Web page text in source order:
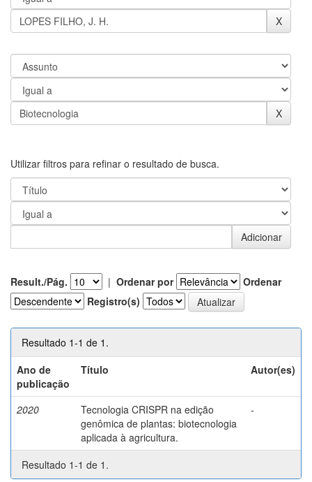
Utilizar filtros para refinar o resultado de busca.
Result./Pág. | Ordenar por
Ordenar
Registro(s)
Resultado 1-1 de 1.
Ano de
publicação
Título Autor(es)
2020
Tecnologia CRISPR na edição
genômica de plantas: biotecnologia
aplicada à agricultura.
-
Resultado 1-1 de 1.